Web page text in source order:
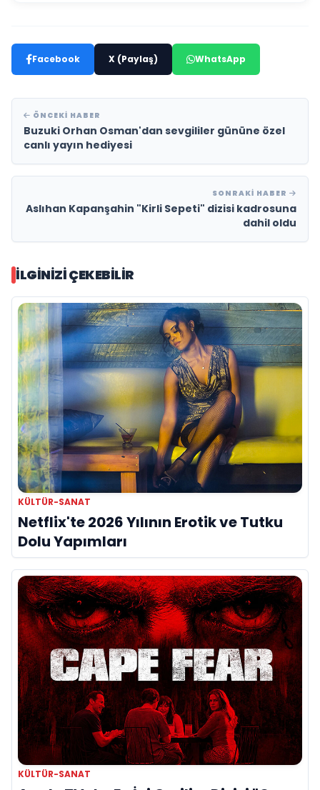
Facebook X (Paylaş) WhatsApp
ÖNCEKI HABER
Buzuki Orhan Osman'dan sevgililer gününe özel
canlı yayın hediyesi
SONRAKI HABER
Aslıhan Kapanşahin "Kirli Sepeti" dizisi kadrosuna
dahil oldu
İLGINIZI ÇEKEBILIR
KÜLTÜR-SANAT
Netflix'te 2026 Yılının Erotik ve Tutku
Dolu Yapımları
KÜLTÜR-SANAT